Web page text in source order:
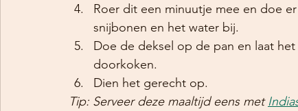
Roer dit een minuutje mee en doe
snijbonen en het water bij.
Doe de deksel op de pan en laat
doorkoken.
Dien het gerecht op.
Tip: Serveer deze maaltijd eens met